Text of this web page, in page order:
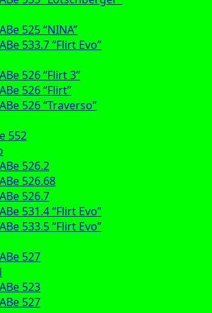
525 “NINA”
533.7 “Flirt Evo”
526 “Flirt 3”
526 “Flirt”
526 “Traverso”
552
526.2
526.68
526.7
531.4 “Flirt Evo”
533.5 “Flirt Evo”
527
523
527